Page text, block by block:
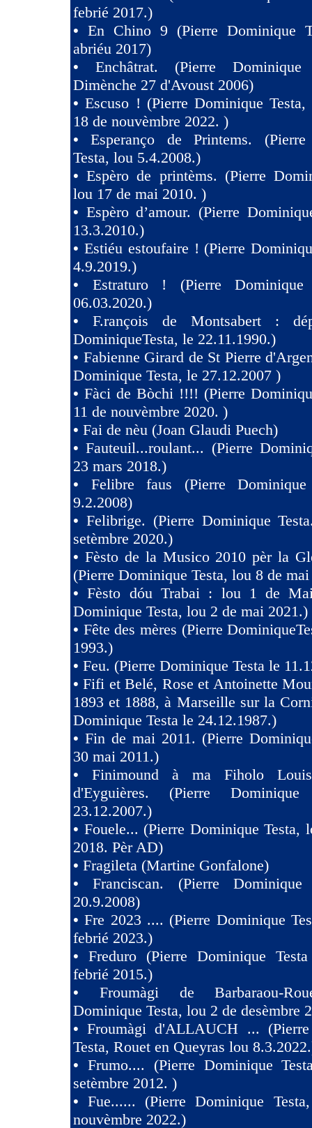
febrié 2017.)
• En Chino 9 (Pierre Dominique
abriéu 2017)
• Enchâtrat. (Pierre
Dimènche 27 d'Avoust 2006)
•Escuso ! (Pierre Dominique
18 de nouvèmbre 2022. )
•Esperanço de Printems.
Testa, lou 5.4.2008.)
•Espèro de printèms. (Pierre
lou 17 de mai 2010. )
• Espèro d’amour. (Pierre
13.3.2010.)
• Estiéu estoufaire ! (Pierre
4.9.2019.)
• Estraturo ! (Pierre
06.03.2020.)
• F.rançois de Montsabert :
DominiqueTesta, le 22.11.1990.)
• Fabienne Girard de St Pierre
Dominique Testa, le 27.12.2007 )
• Fàci de Bòchi !!!! (Pierre
11 de nouvèmbre 2020. )
• Fai de nèu (Joan Glaudi Puech)
•Fauteuil...roulant... (Pierre
23 mars 2018.)
• Felibre faus (Pierre
9.2.2008)
• Felibrige. (Pierre Dominique
setèmbre 2020.)
• Fèsto de la Musico 2010 pèr la
(Pierre Dominique Testa, lou 8 de
•Fèsto dóu Trabai : lou 1 de
Dominique Testa, lou 2 de mai 2021.)
• Fête des mères (Pierre
1993.)
• Feu. (Pierre Dominique Testa le
•Fifi et Belé, Rose et Antoinette
1893 et 1888, à Marseille sur la
Dominique Testa le 24.12.1987.)
• Fin de mai 2011. (Pierre
30 mai 2011.)
• Finimound à ma Fiholo
d'Eyguières. (Pierre
23.12.2007.)
• Fouele... (Pierre Dominique Testa,
2018. Pèr AD)
• Fragileta (Martine Gonfalone)
•Franciscan. (Pierre
20.9.2008)
•Fre 2023 .... (Pierre Dominique
febrié 2023.)
• Freduro (Pierre Dominique
febrié 2015.)
• Froumàgi de Barbaraou-
Dominique Testa, lou 2 de desèmbre
•Froumàgi d'ALLAUCH ...
Testa, Rouet en Queyras lou
• Frumo.... (Pierre Dominique
setèmbre 2012. )
•Fue...... (Pierre Dominique
nouvèmbre 2022.)